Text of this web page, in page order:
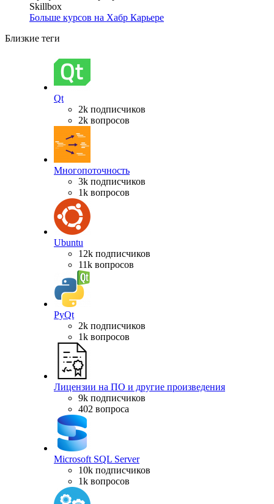
Skillbox
Больше курсов на Хабр Карьере
Близкие теги
Qt
2k подписчиков
2k вопросов
Многопоточность
3k подписчиков
1k вопросов
Ubuntu
12k подписчиков
11k вопросов
PyQt
2k подписчиков
1k вопросов
Лицензии на ПО и другие произведения
9k подписчиков
402 вопроса
Microsoft SQL Server
10k подписчиков
1k вопросов